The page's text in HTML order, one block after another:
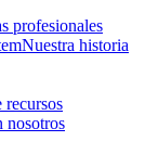
profesionales
Nuestra historia
recursos
nosotros